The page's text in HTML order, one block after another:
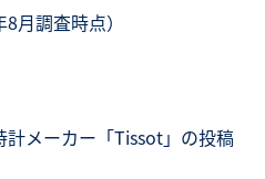
月調査時点）
メーカー「Tissot」の投稿